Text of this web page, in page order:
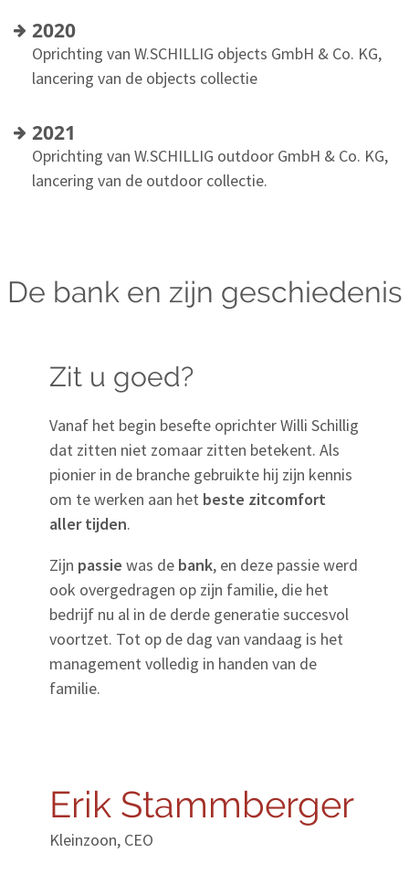
2020
Oprichting van W.SCHILLIG objects GmbH & Co. KG,
lancering van de objects collectie
2021
Oprichting van W.SCHILLIG outdoor GmbH & Co. KG,
lancering van de outdoor collectie.
De bank en zijn geschiedenis
Zit u goed?
Vanaf het begin besefte oprichter Willi Schillig
dat zitten niet zomaar zitten betekent. Als
pionier in de branche gebruikte hij zijn kennis
om te werken aan het beste zitcomfort
aller tijden.
Zijn passie was de bank, en deze passie werd
ook overgedragen op zijn familie, die het
bedrijf nu al in de derde generatie succesvol
voortzet. Tot op de dag van vandaag is het
management volledig in handen van de
familie.
Erik Stammberger
Kleinzoon, CEO